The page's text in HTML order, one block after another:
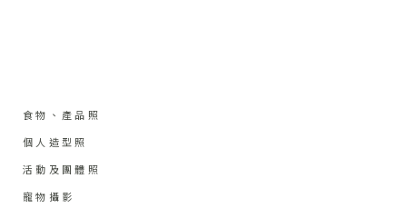
食物、產品照
個人造型照
活動及團體照
寵物攝影